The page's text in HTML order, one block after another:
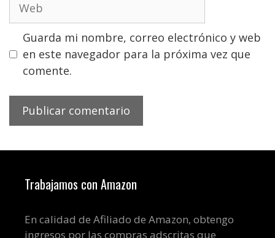
Guarda mi nombre, correo electrónico y web
en este navegador para la próxima vez que
comente.
Trabajamos con Amazon
En calidad de Afiliado de Amazon, obtengo
ingresos por las compras adscritas que